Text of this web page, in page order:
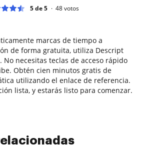
5 de 5 48votos
marcas de tiempo a
de forma gratuita, utiliza Descript
No necesitas teclas de acceso rápido
Obtén cien minutos gratis de
utilizando el enlace de referencia.
lista, y estarás listo para comenzar.